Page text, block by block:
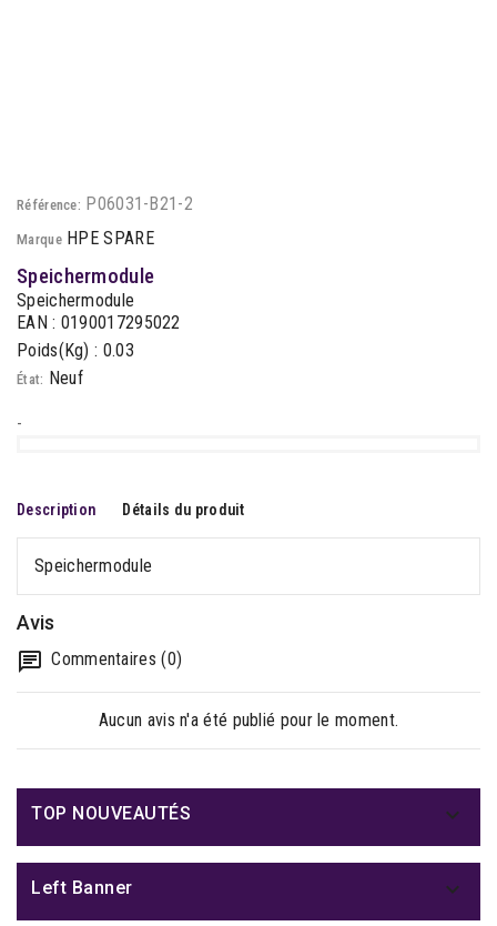
Référence: P06031-B21-2
Marque HPE SPARE
Speichermodule
Speichermodule
EAN : 0190017295022
Poids(Kg) : 0.03
État: Neuf
-
Description Détails du produit
Speichermodule
Avis
Commentaires (0)
Aucun avis n'a été publié pour le moment.
TOP NOUVEAUTÉS 
Left Banner 